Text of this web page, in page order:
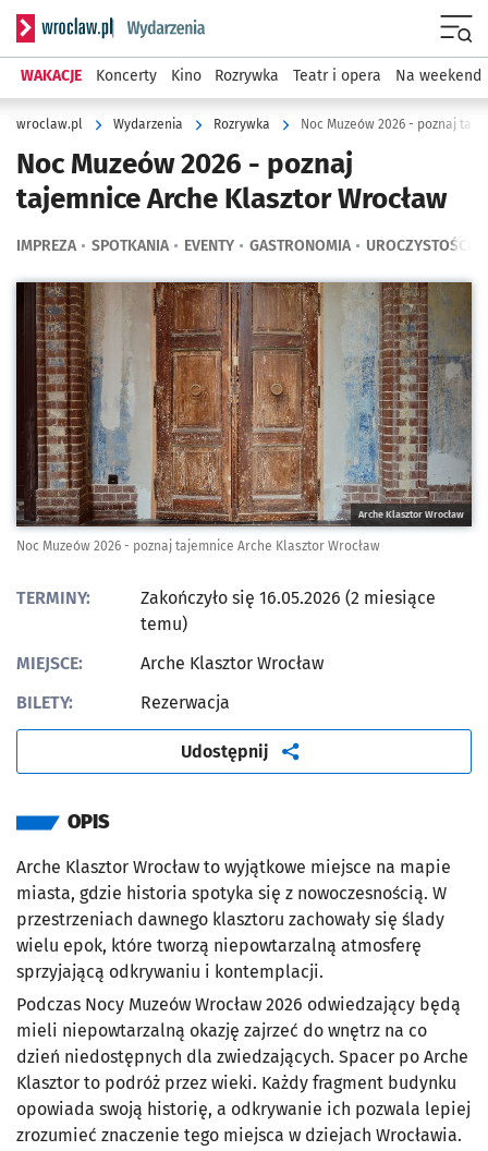
Serwis informacyjny wroclaw.pl podserwis: Wydarzenia
WAKACJE Koncerty Kino Rozrywka Teatr i opera Na weekend
wroclaw.pl Wydarzenia Rozrywka Noc Muzeów 2026 - poznaj
Noc Muzeów 2026 - poznaj
tajemnice Arche Klasztor Wrocław
IMPREZA SPOTKANIA EVENTY GASTRONOMIA UROCZYSTOŚCI
Kliknij, aby powiększyć
Arche Klasztor Wrocław
Noc Muzeów 2026 - poznaj tajemnice Arche Klasztor Wrocław
TERMINY:
Zakończyło się 16.05.2026 (2 miesiące
temu)
MIEJSCE:
Arche Klasztor Wrocław
BILETY:
Rezerwacja
Udostępnij artykuł
OPIS
Arche Klasztor Wrocław to wyjątkowe miejsce na mapie
miasta, gdzie historia spotyka się z nowoczesnością. W
przestrzeniach dawnego klasztoru zachowały się ślady
wielu epok, które tworzą niepowtarzalną atmosferę
sprzyjającą odkrywaniu i kontemplacji.
Podczas Nocy Muzeów Wrocław 2026 odwiedzający będą
mieli niepowtarzalną okazję zajrzeć do wnętrz na co
dzień niedostępnych dla zwiedzających. Spacer po Arche
Klasztor to podróż przez wieki. Każdy fragment budynku
opowiada swoją historię, a odkrywanie ich pozwala lepiej
zrozumieć znaczenie tego miejsca w dziejach Wrocławia.